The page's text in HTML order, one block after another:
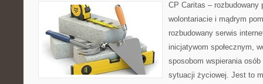
CP Caritas – rozbudowany
wolontariacie i mądrym
rozbudowany serwis
inicjatywom społecznym,
sposobom wspierania
sytuacji życiowej. Jest to